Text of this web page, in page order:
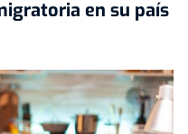
en su país